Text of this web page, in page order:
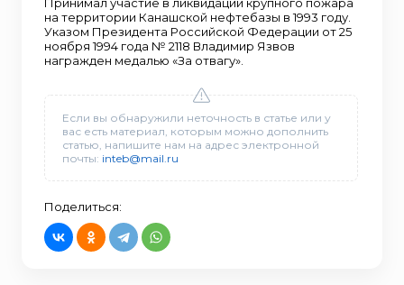
на территории Канашской нефтебазы в 1993 году.
Указом Президента Российской Федерации от 25
ноября 1994 года № 2118 Владимир Язвов
награжден медалью «За отвагу».
Если вы обнаружили неточность в статье или у
вас есть материал, которым можно дополнить
статью, напишите нам на адрес электронной
почты: inteb@mail.ru
Поделиться: